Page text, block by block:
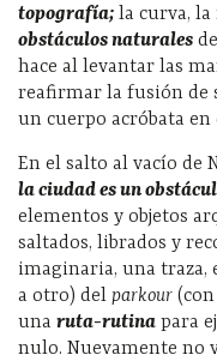
topografía; la curva,
obstáculos naturales
hace al levantar las
reafirmar la fusión de
un cuerpo acróbata
En el salto al vacío de
la ciudad es un
elementos y objetos
saltados, librados y
imaginaria, una traza,
a otro) del parkour
una ruta-rutina para
nulo. Nuevamente no